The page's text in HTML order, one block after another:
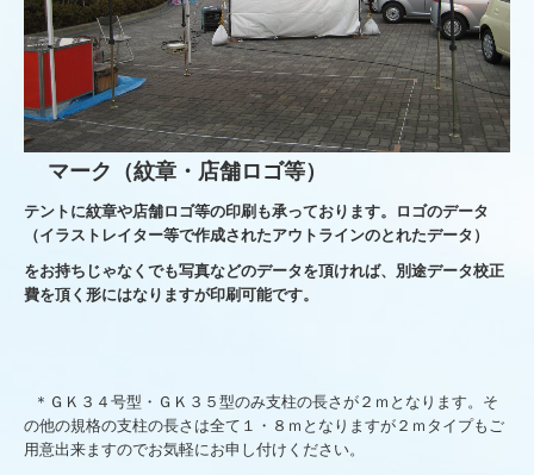
マーク（紋章・店舗ロゴ等）
テントに紋章や店舗ロゴ等の印刷も承っております。ロゴのデータ
（イラストレイター等で作成されたアウトラインのとれたデータ）
をお持ちじゃなくでも写真などのデータを頂ければ、別途データ校正
費を頂く形にはなりますが印刷可能です。
＊ＧＫ３４号型・ＧＫ３５型のみ支柱の長さが２ｍとなります。そ
の他の規格の支柱の長さは全て１・８ｍとなりますが２ｍタイプもご
用意出来ますのでお気軽にお申し付けください。